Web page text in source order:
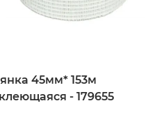
45мм* 153м
- 179655